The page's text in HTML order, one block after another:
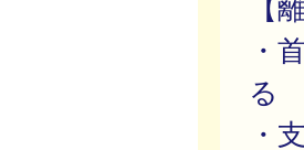
・
る
・